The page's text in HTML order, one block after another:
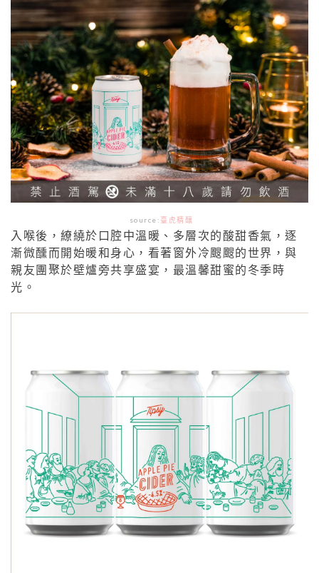
source: 臺虎精釀
入喉後，繚繞於口腔中溫暖、多層次的酸甜香氣，逐
漸微醺而開始暖和身心，看著窗外冷颼颼的世界，與
親友團聚於壁爐旁共享盛宴，最溫馨甜蜜的冬季時
光。